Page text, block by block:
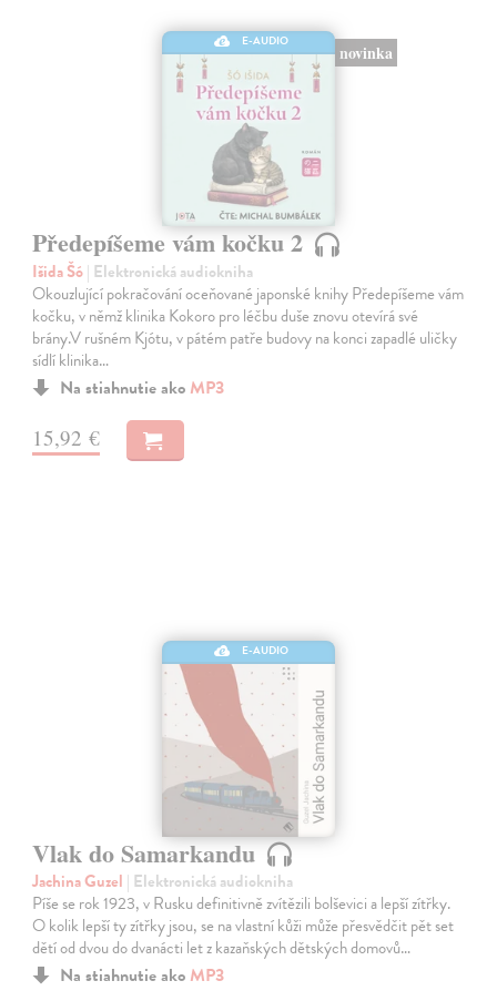
E-AUDIO
novinka
Předepíšeme vám kočku 2
Išida Šó| Elektronická audiokniha
Okouzlující pokračování oceňované japonské knihy Předepíšeme vám
kočku, v němž klinika Kokoro pro léčbu duše znovu otevírá své
brány.V rušném Kjótu, v pátém patře budovy na konci zapadlé uličky
sídlí klinika…
Na stiahnutie ako MP3
15,92 €
E-AUDIO
Vlak do Samarkandu
Jachina Guzel | Elektronická audiokniha
Píše se rok 1923, v Rusku definitivně zvítězili bolševici a lepší zítřky.
O kolik lepší ty zítřky jsou, se na vlastní kůži může přesvědčit pět set
dětí od dvou do dvanácti let z kazaňských dětských domovů…
Na stiahnutie ako MP3